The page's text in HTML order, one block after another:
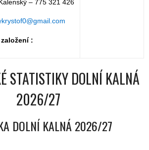
– 775 321 426
:
STATISTIKY DOLNÍ KALNÁ
2026/27
DOLNÍ KALNÁ 2026/27